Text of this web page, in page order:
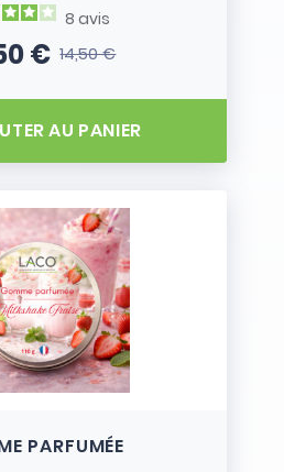
8 avis
Prix
€
Prix de base
14,50 €
AU PANIER
PARFUMÉE